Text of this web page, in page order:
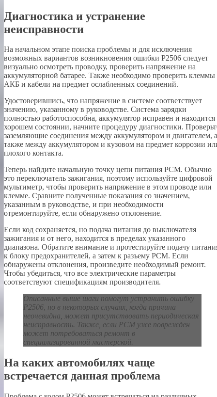
Диагностика и устранение
неисправности
На начальном этапе поиска проблемы и для исключения
возможных вариантов возникновения ошибки P2506 следует
визуально осмотреть проводку, проверить напряжение на
аккумуляторной батарее. Также необходимо проверить клеммы
АКБ и кабели на предмет ослабленных соединений.
Удостоверившись, что напряжение в системе соответствует
значению, указанному в руководстве. Система зарядки
полностью работоспособна, аккумулятор исправен и находится
хорошем состоянии, начните процедуру диагностики.
заземляющие соединения между аккумулятором и двигателем, а
также между аккумулятором и кузовом на предмет коррозии
плохого контакта.
Теперь найдите начальную точку цепи питания PCM. Обычно
это переключатель зажигания, поэтому используйте цифровой
мультиметр, чтобы проверить напряжение в этом проводе или
клемме. Сравните полученные показания со значением,
указанным в руководстве, и при необходимости
отремонтируйте, если обнаружено отклонение.
Если код сохраняется, но подача питания до выключателя
зажигания и от него, находится в пределах указанного
диапазона. Обратите внимание и протестируйте подачу
к блоку предохранителей, а затем к разъему PCM. Если
обнаружены отклонения, произведите необходимый ремонт.
Чтобы убедиться, что все электрические параметры
соответствуют спецификациям производителя.
Описанные выше шаги помогут устранить ошибку
P2506, но в некоторых случаях, когда причина
неочевидна, может присутствовать периодическая
неисправность. Также, если PCM уже поврежден
может потребоваться ремонт в
специализированной мастерской.
На каких автомобилях чаще
встречается данная проблема